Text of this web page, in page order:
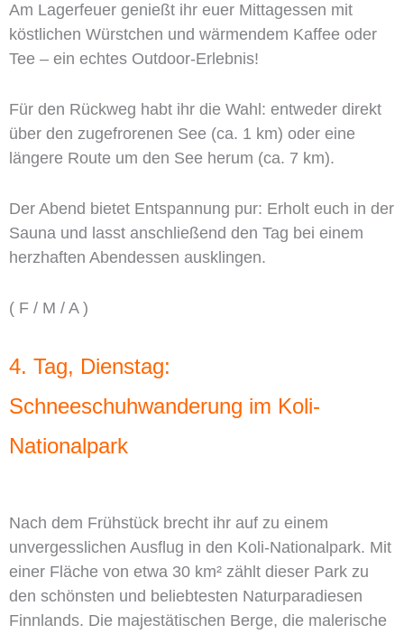
Am Lagerfeuer genießt ihr euer Mittagessen mit
köstlichen Würstchen und wärmendem Kaffee oder
Tee – ein echtes Outdoor-Erlebnis!
Für den Rückweg habt ihr die Wahl: entweder direkt
über den zugefrorenen See (ca. 1 km) oder eine
längere Route um den See herum (ca. 7 km).
Der Abend bietet Entspannung pur: Erholt euch in der
Sauna und lasst anschließend den Tag bei einem
herzhaften Abendessen ausklingen.
( F / M / A )
4. Tag, Dienstag:
Schneeschuhwanderung im Koli-
Nationalpark
Nach dem Frühstück brecht ihr auf zu einem
unvergesslichen Ausflug in den Koli-Nationalpark. Mit
einer Fläche von etwa 30 km² zählt dieser Park zu
den schönsten und beliebtesten Naturparadiesen
Finnlands. Die majestätischen Berge, die malerische